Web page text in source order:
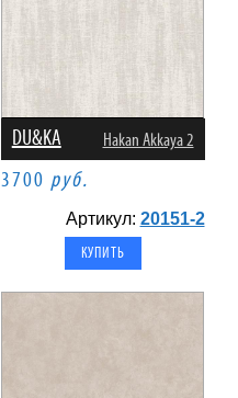
DU&KA Hakan Akkaya 2
3700 руб.
Артикул: 20151-2